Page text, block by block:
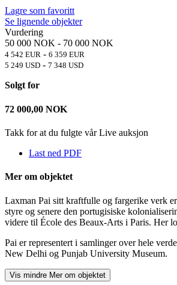
Lagre som favoritt
Se lignende objekter
Vurdering
50 000 NOK - 70 000 NOK
4 542 EUR - 6 359 EUR
5 249 USD - 7 348 USD
Solgt for
72 000,00 NOK
Takk for at du fulgte vår Live auksjon
Last ned PDF
Mer om objektet
Laxman Pai sitt kraftfulle og fargerike verk
styre og senere den portugisiske
videre til École des Beaux-Arts i Paris. Her
Pai er representert i samlinger over hele
New Delhi og Punjab University Museum.
Vis mindre Mer om objektet